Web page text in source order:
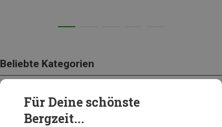
Beliebte Kategorien
BEKLEIDUNG
Für Deine schönste
Bergzeit...